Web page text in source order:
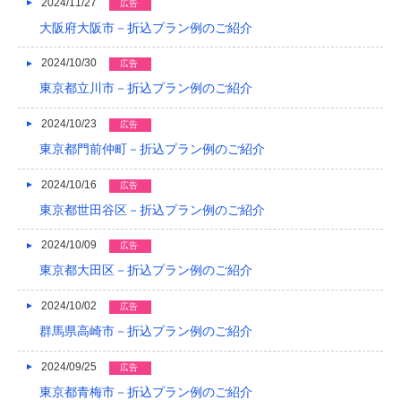
広告
大阪府大阪市－折込プラン例のご紹介
2024/10/30 広告
東京都立川市－折込プラン例のご紹介
2024/10/23 広告
東京都門前仲町－折込プラン例のご紹介
2024/10/16 広告
東京都世田谷区－折込プラン例のご紹介
2024/10/09 広告
東京都大田区－折込プラン例のご紹介
2024/10/02 広告
群馬県高崎市－折込プラン例のご紹介
2024/09/25 広告
東京都青梅市－折込プラン例のご紹介